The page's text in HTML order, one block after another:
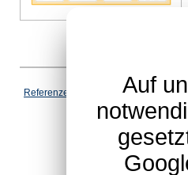
Referenzen Datenschutz |
Auf